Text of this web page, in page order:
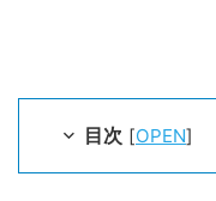
目次 [OPEN]